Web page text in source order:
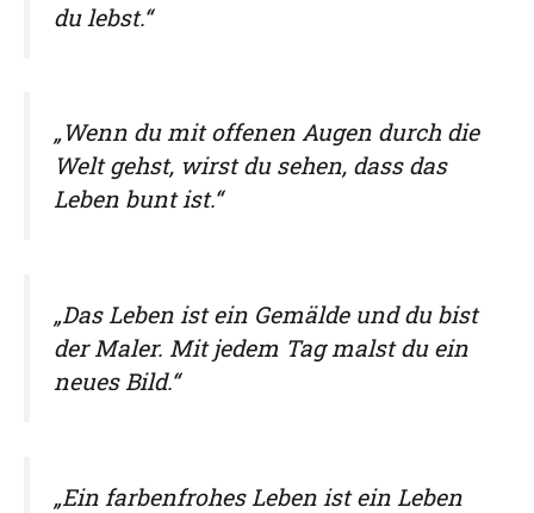
du lebst.“
„Wenn du mit offenen Augen durch die
Welt gehst, wirst du sehen, dass das
Leben bunt ist.“
„Das Leben ist ein Gemälde und du bist
der Maler. Mit jedem Tag malst du ein
neues Bild.“
„Ein farbenfrohes Leben ist ein Leben